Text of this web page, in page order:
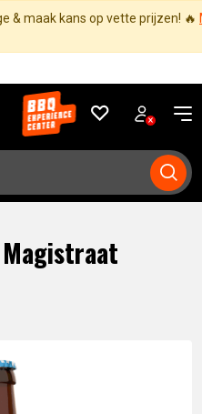
& maak kans op vette prijzen! 🔥
Magistraat